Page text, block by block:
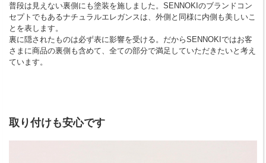
普段は見えない裏側にも塗装を施しました。SENNOKIのブランドコン
セプトでもあるナチュラルエレガンスは、外側と同様に内側も美しいこ
とを表します。
裏に隠されたものは必ず表に影響を受ける。だからSENNOKIではお客
さまに商品の裏側も含めて、全ての部分で満足していただきたいと考え
ています。
取り付けも安心です